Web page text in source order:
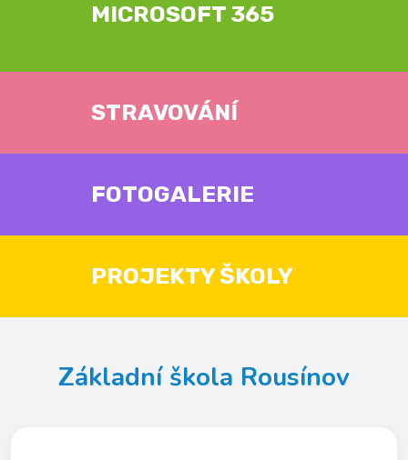
MICROSOFT 365
STRAVOVÁNÍ
FOTOGALERIE
PROJEKTY ŠKOLY
Základní škola Rousínov